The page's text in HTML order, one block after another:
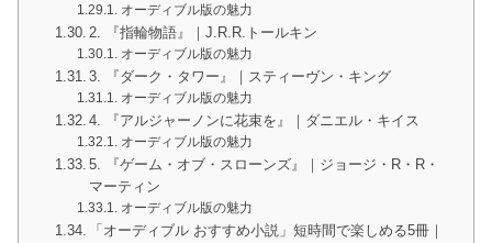
オーディブル版の魅力
2. 『指輪物語』｜J.R.R.トールキン
オーディブル版の魅力
3. 『ダーク・タワー』｜スティーヴン・キング
オーディブル版の魅力
4. 『アルジャーノンに花束を』｜ダニエル・キイス
オーディブル版の魅力
5. 『ゲーム・オブ・スローンズ』｜ジョージ・R・R・
マーティン
オーディブル版の魅力
「オーディブル おすすめ小説」短時間で楽しめる5冊｜